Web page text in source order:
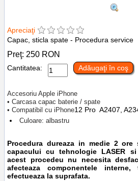
Apreciaţi
Capac, sticla spate - Procedura service
Preţ: 250 RON
Cantitatea: Adăugaţi în coş
Accesoriu Apple iPhone
• Carcasa capac baterie / spate
• Compatibil cu iPhone12 Pro A2407,
Culoare: albastru
Procedura dureaza in medie 2
capacului cu tehnologie LASER
acest procedeu nu necesita
afecteaza componentele
efectueaza la suprafata.